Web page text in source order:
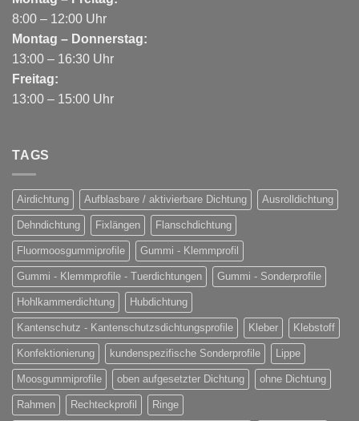
8:00 – 12:00 Uhr
Montag – Donnerstag:
13:00 – 16:30 Uhr
Freitag:
13:00 – 15:00 Uhr
TAGS
Airdichtung Aufblasbare / aktivierbare Dichtung Ausrolldichtung
Dehndichtung Fixlängen Flanschdichtung
Fluormoosgummiprofile Gummi - Klemmprofil
Gummi - Klemmprofile - Tuerdichtungen Gummi - Sonderprofile
Hohlkammerdichtung Hubdichtung
Kantenschutz - Kantenschutzsdichtungsprofile Kleber Klebstoff
Konfektionierung kundenspezifische Sonderprofile Lippe
Moosgummiprofile oben aufgesetzter Dichtung ohne Dichtung
Rahmen Rechteckprofil Ringe